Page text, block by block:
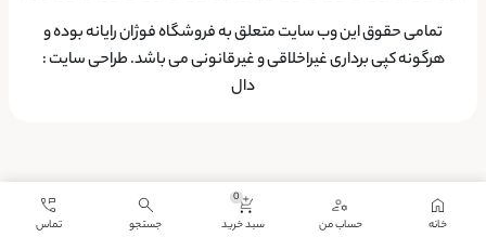
تمامی حقوق این وب سایت متعلق به فروشگاه فوژان رایانه بوده و
هرگونه کپی برداری غیراخلاقی و غیرقانونی می باشد.طراحی سایت:
دال
خانه حساب من
0
سبد خرید جستجو تماس